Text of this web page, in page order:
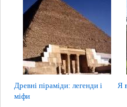
Древні піраміди: легенди і
міфи
Я